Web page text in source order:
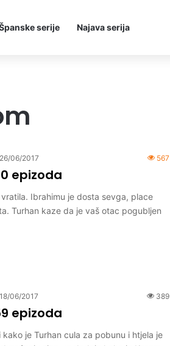
serije Najava serija
26/06/2017 567
epizoda
vratila. Ibrahimu je dosta sevga, place
Turhan kaze da je vaš otac pogubljen
18/06/2017 389
epizoda
kako je Turhan cula za pobunu i htjela je